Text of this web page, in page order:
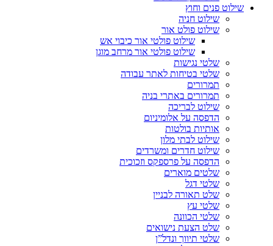
שילוט פנים וחוץ
שילוט חניה
שילוט פולט אור
שילוט פולטי אור כיבוי אש
שילוט פולטי אור מרחב מוגן
שלטי נגישות
שלטי בטיחות לאתר עבודה
תמרורים
תמרורים באתרי בניה
שילוט לבריכה
הדפסה על אלומיניום
אותיות בולטות
שילוט לבתי מלון
שילוט חדרים ומשרדים
הדפסה על פרספקס וזכוכית
שלטים מוארים
שלטי דגל
שלט תאורה לבניין
שלטי עץ
שלטי הכוונה
שלט הצעת נישואים
שלטי תיווך ונדל”ן